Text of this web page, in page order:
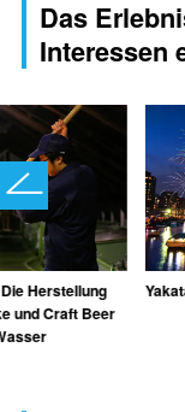
Das
Interessen
Herstellung
und Craft Beer